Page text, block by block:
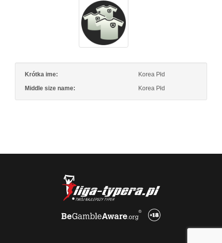
Krótka ime:
Korea Płd
Middle size name:
Korea Płd